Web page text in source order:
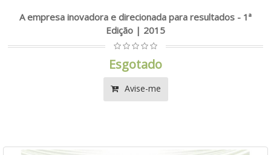
A empresa inovadora e direcionada para resultados - 1ª
Edição | 2015
Esgotado
Avise-me